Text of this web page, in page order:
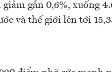
gần 0,6%, xuống
và thế giới lên tới